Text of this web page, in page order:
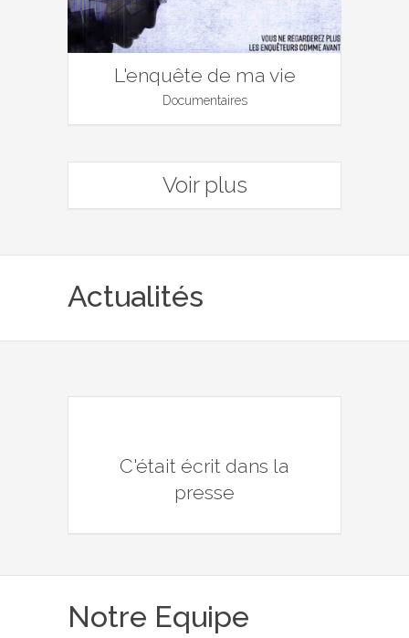
L'enquête de ma vie
Documentaires
Voir plus
Actualités
C'était écrit dans la
presse
Notre Equipe